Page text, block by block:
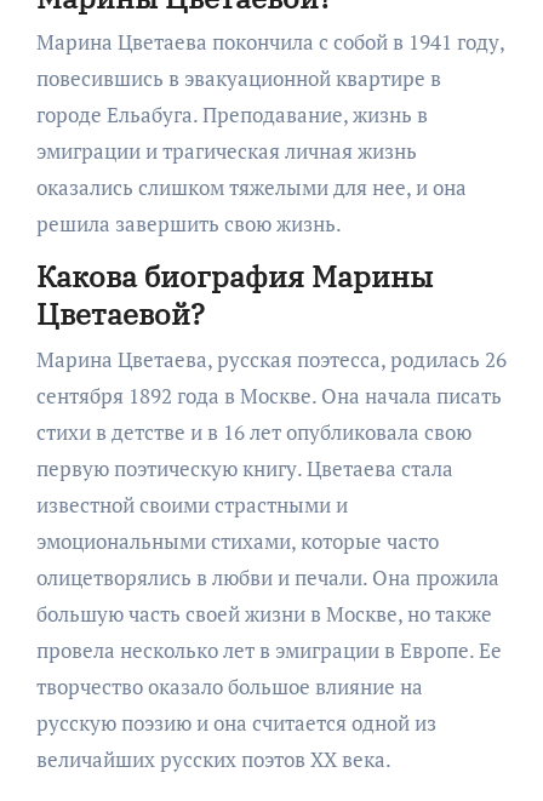
Марина Цветаева покончила с собой в 1941 году,
повесившись в эвакуационной квартире в
городе Ельабуга. Преподавание, жизнь в
эмиграции и трагическая личная жизнь
оказались слишком тяжелыми для нее, и она
решила завершить свою жизнь.
Какова биография Марины
Цветаевой?
Марина Цветаева, русская поэтесса, родилась 26
сентября 1892 года в Москве. Она начала писать
стихи в детстве и в 16 лет опубликовала свою
первую поэтическую книгу. Цветаева стала
известной своими страстными и
эмоциональными стихами, которые часто
олицетворялись в любви и печали. Она прожила
большую часть своей жизни в Москве, но также
провела несколько лет в эмиграции в Европе. Ее
творчество оказало большое влияние на
русскую поэзию и она считается одной из
величайших русских поэтов XX века.